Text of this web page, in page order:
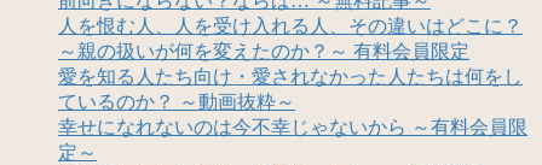
人を恨む人、人を受け入れる人、その違いはどこに？
～親の扱いが何を変えたのか？～ 有料会員限定
愛を知る人たち向け・愛されなかった人たちは何をし
ているのか？ ～動画抜粋～
幸せになれないのは今不幸じゃないから ～有料会員限
定～